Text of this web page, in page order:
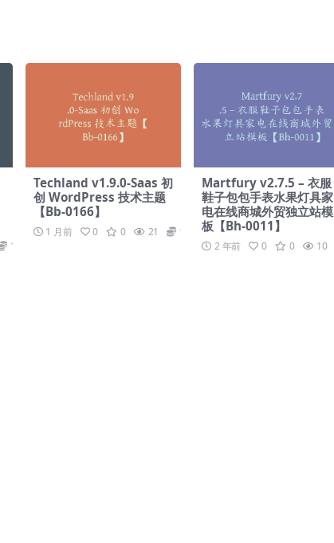
19.9
Techland v1.9.0-Saas 初
创 WordPress 技术主题
【Bb-0166】
1 月前 0 0 21 19.9
Martfury v2.7.5 – 衣服
鞋子包包手表水果灯具家
电在线商城外贸独立站模
板【Bh-0011】
2 年前 0 0 10